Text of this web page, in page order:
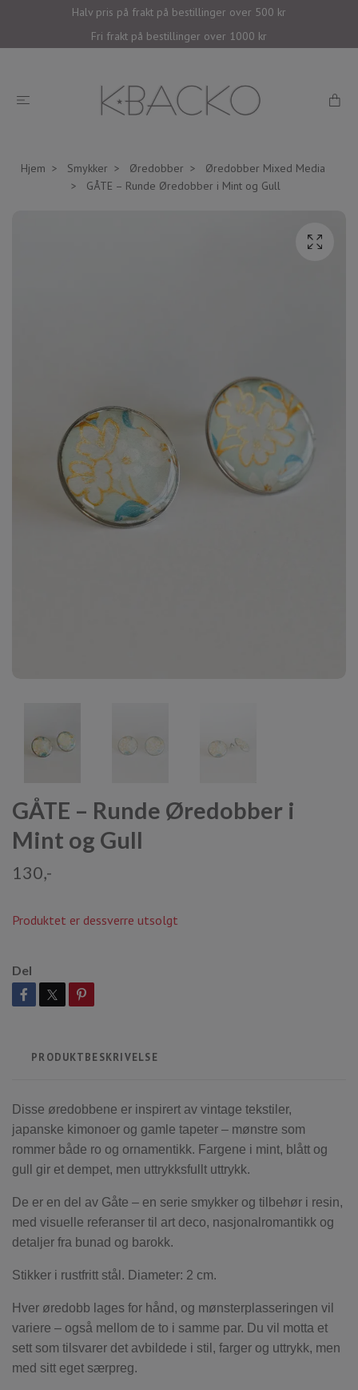
Halv pris på frakt på bestillinger over 500 kr
Fri frakt på bestillinger over 1000 kr
Hjem Smykker Øredobber
Øredobber Mixed Media
GÅTE – Runde Øredobber i Mint og Gull
GÅTE – Runde Øredobber i
Mint og Gull
130,-
Produktet er dessverre utsolgt
Del
PRODUKTBESKRIVELSE
Disse øredobbene er inspirert av vintage tekstiler,
japanske kimonoer og gamle tapeter – mønstre som
rommer både ro og ornamentikk. Fargene i mint, blått og
gull gir et dempet, men uttrykksfullt uttrykk.
De er en del av Gåte – en serie smykker og tilbehør i resin,
med visuelle referanser til art deco, nasjonalromantikk og
detaljer fra bunad og barokk.
Stikker i rustfritt stål. Diameter: 2 cm.
Hver øredobb lages for hånd, og mønsterplasseringen vil
variere – også mellom de to i samme par. Du vil motta et
sett som tilsvarer det avbildede i stil, farger og uttrykk, men
med sitt eget særpreg.